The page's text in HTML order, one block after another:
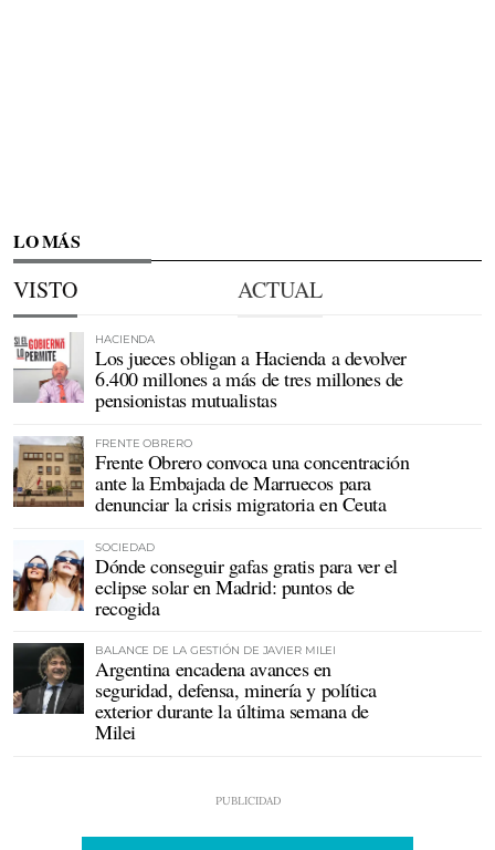
LO MÁS
VISTO ACTUAL
HACIENDA
Los jueces obligan a Hacienda a devolver
6.400 millones a más de tres millones de
pensionistas mutualistas
FRENTE OBRERO
Frente Obrero convoca una concentración
ante la Embajada de Marruecos para
denunciar la crisis migratoria en Ceuta
SOCIEDAD
Dónde conseguir gafas gratis para ver el
eclipse solar en Madrid: puntos de
recogida
BALANCE DE LA GESTIÓN DE JAVIER MILEI
Argentina encadena avances en
seguridad, defensa, minería y política
exterior durante la última semana de
Milei